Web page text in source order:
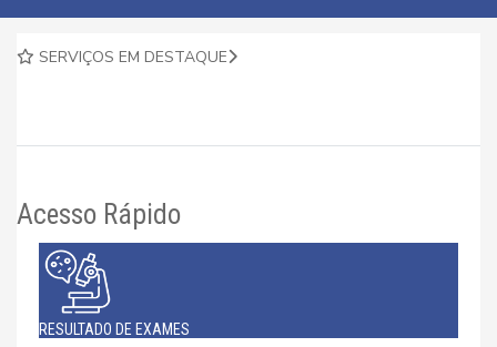
SERVIÇOS EM DESTAQUE
Acesso Rápido
RESULTADO DE EXAMES